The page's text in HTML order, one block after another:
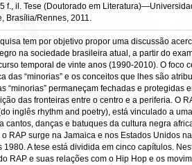
f., il. Tese (Doutorado em
Brasília/Rennes, 2011.
tem por objetivo propor uma discussão
na sociedade brasileira atual, a partir do
temporal de vinte anos (1990-2010). O foco
das “minorias” e os conceitos que lhes são
“minorias” permaneçam fechadas e protegidas
das fronteiras entre o centro e a periferia. O
inglês rhythm and poetry), está vinculado a
cantos, danças e batuques da cultura negra
o RAP surge na Jamaica e nos Estados Unidos
1980. A tese está dividida em cinco capítulos.
RAP e suas relações com o Hip Hop e os